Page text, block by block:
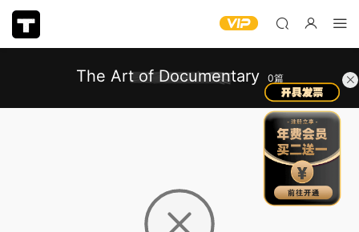
The Art of Documentary 0篇